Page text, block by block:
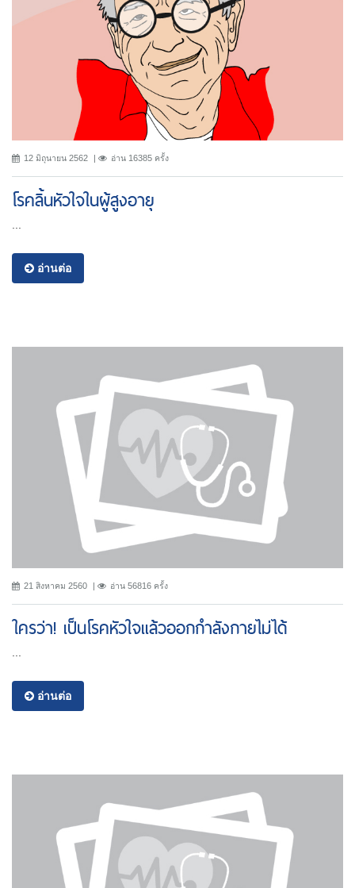
12 มิถุนายน 2562 อ่าน 16385 ครั้ง
โรคลิ้นหัวใจในผู้สูงอายุ
อ่านต่อ
21 สิงหาคม 2560 อ่าน 56816 ครั้ง
ใครว่า! เป็นโรคหัวใจแล้วออกกำลังกายไม่ได้
อ่านต่อ